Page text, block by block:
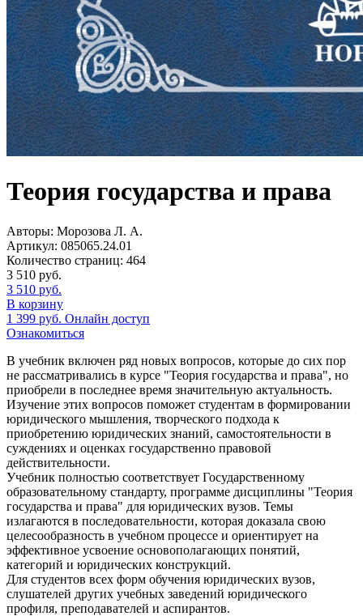
Теория государства и права
Авторы: Морозова Л. А.
Артикул: 085065.24.01
Количество страниц: 464
3 510 руб.
3 510 руб.
В корзину
1 399 руб. Онлайн доступ
Ознакомиться
В учебник включен ряд новых вопросов, которые до сих пор
не рассматривались в курсе "Теория государства и права", но
приобрели в последнее время значительную актуальность.
Изучение этих вопросов поможет студентам в формировании
юридического мышления, творческого подхода к
приобретению юридических знаний, самостоятельности в
суждениях и оценках государственно правовой
действительности.
Учебник полностью соответствует Государственному
образовательному стандарту, программе дисциплины "Теория
государства и права" для юридических вузов. Темы
излагаются в последовательности, которая доказала свою
целесообразность в учебном процессе и ориентирует на
эффективное усвоение основополагающих понятий,
категорий и юридических конструкций.
Для студентов всех форм обучения юридических вузов,
слушателей других учебных заведений юридического
профиля, преподавателей и аспирантов.